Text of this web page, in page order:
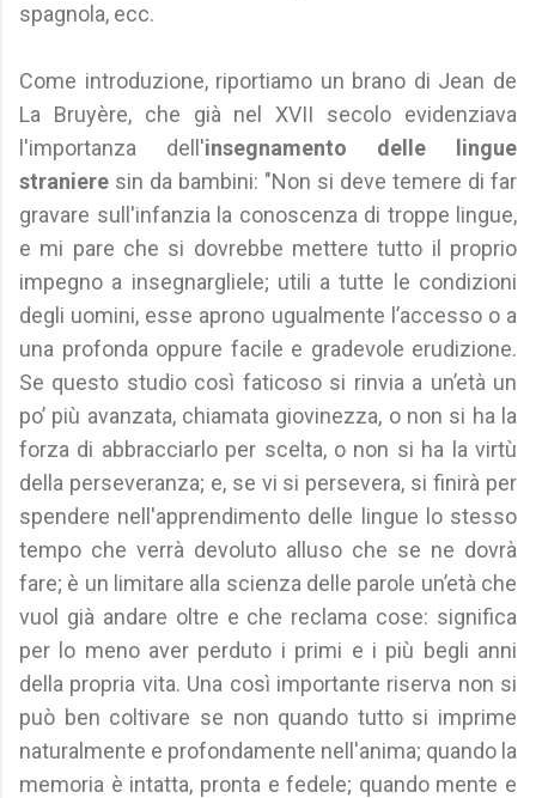
spagnola, ecc.
Come introduzione, riportiamo un brano di Jean de
La Bruyère, che già nel XVII secolo evidenziava
l'importanza dell'insegnamento delle lingue
straniere sin da bambini: "Non si deve temere di far
gravare sull'infanzia la conoscenza di troppe lingue,
e mi pare che si dovrebbe mettere tutto il proprio
impegno a insegnargliele; utili a tutte le condizioni
degli uomini, esse aprono ugualmente l’accesso o a
una profonda oppure facile e gradevole erudizione.
Se questo studio così faticoso si rinvia a un’età un
po’ più avanzata, chiamata giovinezza, o non si ha la
forza di abbracciarlo per scelta, o non si ha la virtù
della perseveranza; e, se vi si persevera, si finirà per
spendere nell'apprendimento delle lingue lo stesso
tempo che verrà devoluto alluso che se ne dovrà
fare; è un limitare alla scienza delle parole un’età che
vuol già andare oltre e che reclama cose: significa
per lo meno aver perduto i primi e i più begli anni
della propria vita. Una così importante riserva non si
può ben coltivare se non quando tutto si imprime
naturalmente e profondamente nell'anima; quando la
memoria è intatta, pronta e fedele; quando mente e